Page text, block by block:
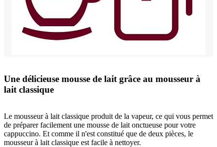
Une délicieuse mousse de lait grâce au mousseur à
lait classique
Le mousseur à lait classique produit de la vapeur, ce qui vous permet
de préparer facilement une mousse de lait onctueuse pour votre
cappuccino. Et comme il n'est constitué que de deux pièces, le
mousseur à lait classique est facile à nettoyer.